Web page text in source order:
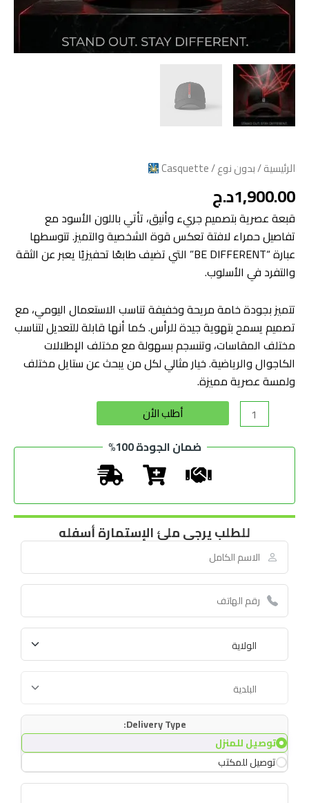
الرئيسية/بدون نوع/ Casquette
1,900.00د.ج
قبعة عصرية بتصميم جريء وأنيق، تأتي باللون الأسود مع
تفاصيل حمراء لافتة تعكس قوة الشخصية والتميز. تتوسطها
عبارة “BE DIFFERENT” التي تضيف طابعًا تحفيزيًا يعبر عن الثقة
والتفرد في الأسلوب.
تتميز بجودة خامة مريحة وخفيفة تناسب الاستعمال اليومي، مع
تصميم يسمح بتهوية جيدة للرأس. كما أنها قابلة للتعديل لتناسب
مختلف المقاسات، وتنسجم بسهولة مع مختلف الإطلالات
الكاجوال والرياضية. خيار مثالي لكل من يبحث عن ستايل مختلف
ولمسة عصرية مميزة.
أطلب الأن
ضمان الجودة 100%
للطلب يرجى ملئ الإستمارة أسفله
Delivery Type:
توصيل للمنزل
توصيل للمكتب